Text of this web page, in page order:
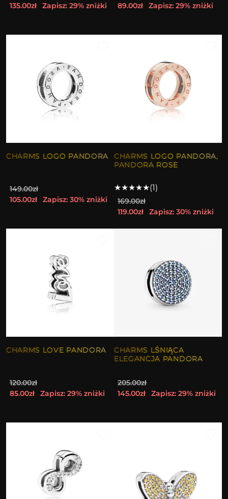
135.00zł
Zapisz: 29% zniżki
89.00zł
Zapisz: 29% zniżki
CHARMS LOGO PANDORA
149.00zł
105.00zł
Zapisz: 30% zniżki
CHARMS LOGO PANDORA,
PANDORA ROSE
★★★★★(1)
169.00zł
119.00zł
Zapisz: 30% zniżki
CHARMS LOVE PANDORA
120.00zł
85.00zł
Zapisz: 29% zniżki
CHARMS LŚNIĄCA
ELEGANCJA PANDORA
205.00zł
145.00zł
Zapisz: 29% zniżki